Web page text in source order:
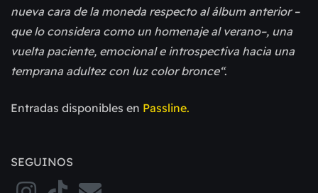
nueva cara de la moneda respecto al álbum anterior –
que lo considera como un homenaje al verano–, una
vuelta paciente, emocional e introspectiva hacia una
temprana adultez con luz color bronce“.
Entradas disponibles en Passline.
SEGUINOS